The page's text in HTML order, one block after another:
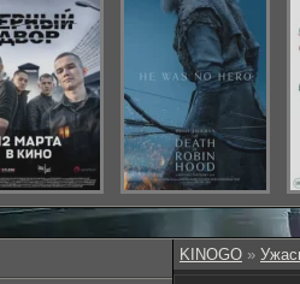
KINOGO »